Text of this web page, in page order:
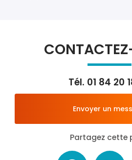
Tél. 01 84 20
Envoyer un
Partagez cette
Facebook